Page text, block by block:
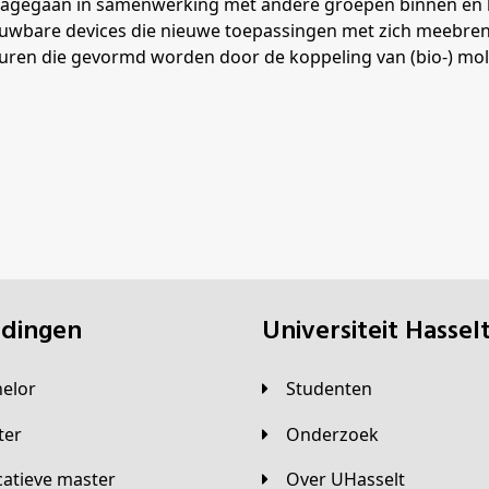
devices die nieuwe toepassingen met zich
die gevormd worden door de koppeling van (bio-)
universiteit
Studenten
Onderzoek
Over UHasselt